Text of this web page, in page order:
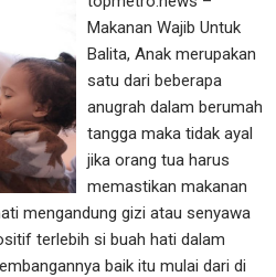
Makanan Wajib Untuk
Balita, Anak merupakan
satu dari beberapa
anugrah dalam berumah
tangga maka tidak ayal
jika orang tua harus
memastikan makanan
mengandung gizi atau senyawa
terlebih si buah hati dalam
baik itu mulai dari di